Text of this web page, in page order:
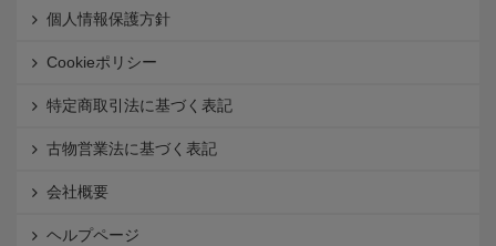
個人情報保護方針
Cookieポリシー
特定商取引法に基づく表記
古物営業法に基づく表記
会社概要
ヘルプページ